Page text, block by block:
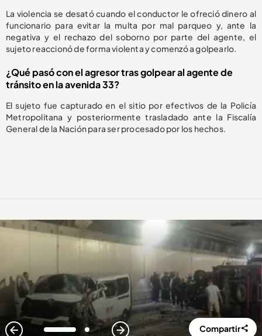
La violencia se desató cuando el conductor le ofreció dinero al
funcionario para evitar la multa por mal parqueo y, ante la
negativa y el rechazo del soborno por parte del agente, el
sujeto reaccionó de forma violenta y comenzó a golpearlo.
¿Qué pasó con el agresor tras golpear al agente de
tránsito en la avenida 33?
El sujeto fue capturado en el sitio por efectivos de la Policía
Metropolitana y posteriormente trasladado ante la Fiscalía
General de la Nación para ser procesado por los hechos.
1 2 Compartir